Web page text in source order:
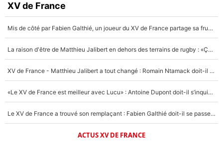
XV de France
Mis de côté par Fabien Galthié, un joueur du XV de France partage sa frustration : «ils ne me l’ont pas dit tout de suite»
La raison d'être de Matthieu Jalibert en dehors des terrains de rugby : «Ça m'atteint autant que si tu touches à un membre de ma famille»
XV de France - Matthieu Jalibert a tout changé : Romain Ntamack doit-il s’inquiéter pour sa place à un an de la Coupe du monde ?
«Le XV de France est meilleur avec Lucu» : Antoine Dupont doit-il s’inquiéter pour sa place ?
Le XV de France a trouvé son remplaçant : Fabien Galthié doit-il se passer d'Antoine Dupont ?
ACTUS XV DE FRANCE